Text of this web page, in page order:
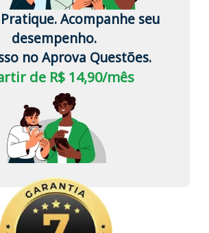
Acompanhe seu
desempenho.
no Aprova Questões.
de R$ 14,90/mês